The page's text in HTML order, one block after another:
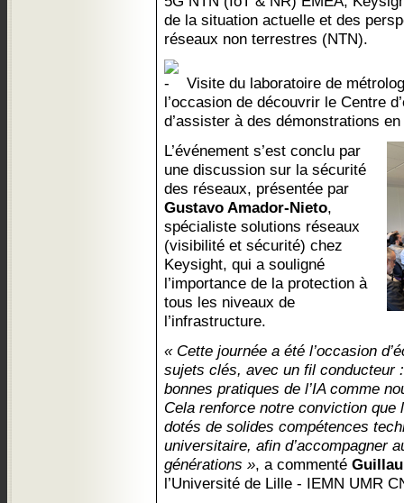
de la situation actuelle et des
réseaux non terrestres (NTN).
Visite du laboratoire de
l’occasion de découvrir le Centre
d’assister à des démonstrations
L’événement s’est conclu par
une discussion sur la sécurité
des réseaux, présentée par
Gustavo Amador-Nieto,
spécialiste solutions réseaux
(visibilité et sécurité) chez
Keysight, qui a souligné
l’importance de la protection à
tous les niveaux de
l’infrastructure.
« Cette journée a été l’occasion
sujets clés, avec un fil conducteur
bonnes pratiques de l’IA comme
Cela renforce notre conviction que
dotés de solides compétences
universitaire, afin d’accompagner
générations », a commenté
l’Université de Lille - IEMN UMR